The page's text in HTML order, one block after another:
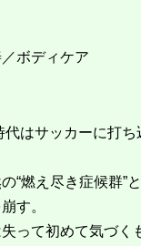
ボディケア
代はサッカーに打
“燃え尽き症候群”
す。
って初めて気づく